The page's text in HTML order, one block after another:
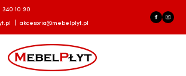
340 10 90
akcesoria@mebelplyt.pl